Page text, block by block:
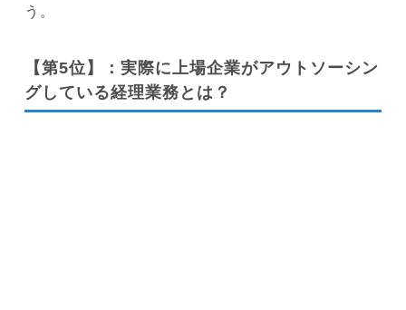
う。
【第5位】：実際に上場企業がアウトソーシン
グしている経理業務とは？